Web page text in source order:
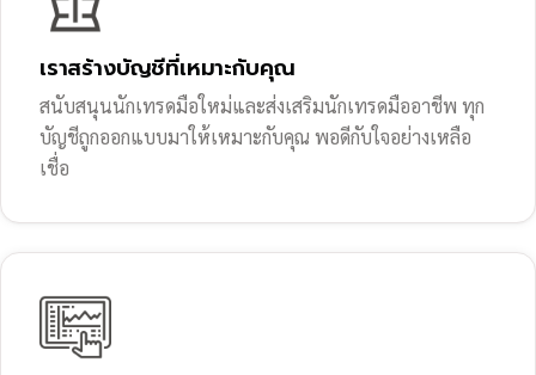
เราสร้างบัญชีที่เหมาะกับคุณ
สนับสนุนนักเทรดมือใหม่และส่งเสริมนักเทรดมืออาชีพ ทุก
บัญชีถูกออกแบบมาให้เหมาะกับคุณ พอดีกับใจอย่างเหลือ
เชื่อ